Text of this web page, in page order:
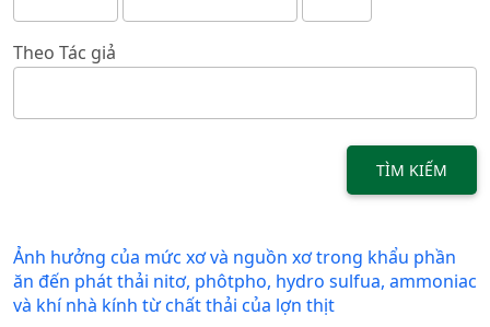
Theo Tác giả
TÌM KIẾM
Ảnh hưởng của mức xơ và nguồn xơ trong khẩu phần
ăn đến phát thải nitơ, phôtpho, hydro sulfua, ammoniac
và khí nhà kính từ chất thải của lợn thịt